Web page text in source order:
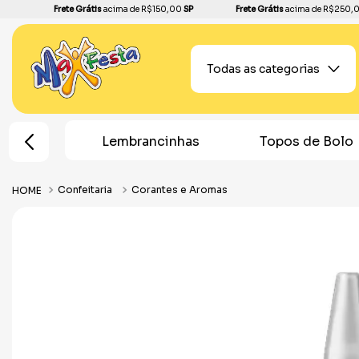
Frete Grátisacima de R$150,00 SP Frete Grátisacima de
Todas as categorias
Festa Lembrancinhas Topos de Bolo
Confeitaria Corantes e Aromas